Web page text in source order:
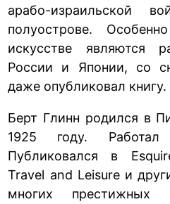
арабо-израильской
полуострове.
искусстве являются
России и Японии, со
даже опубликовал книгу.
Берт Глинн родился в
1925 году.
Публиковался в
Travel and Leisure и
многих